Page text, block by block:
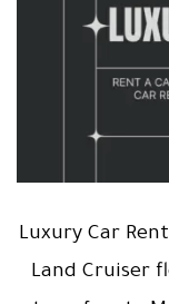
Luxury Car
Land Cruiser